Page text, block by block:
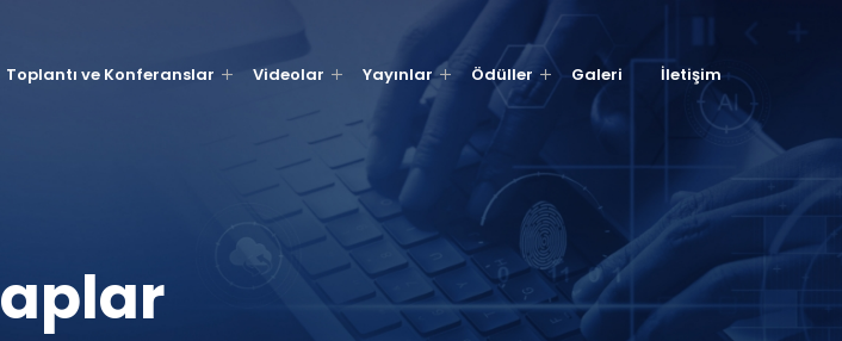
Toplantı ve Konferanslar Videolar Yayınlar Ödüller Galeri İletişim